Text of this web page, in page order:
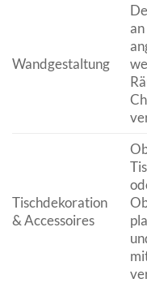
Wandgestaltung
Tischdekoration
& Accessoires